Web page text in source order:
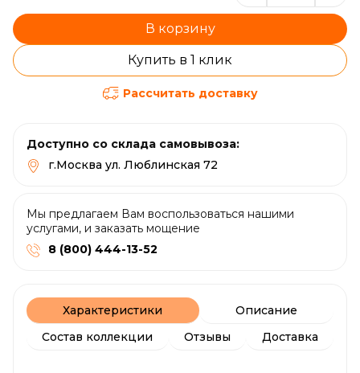
В корзину
Купить в 1 клик
Рассчитать доставку
Доступно со склада самовывоза:
г.Москва ул. Люблинская 72
Мы предлагаем Вам воспользоваться нашими
услугами, и заказать мощение
8 (800) 444-13-52
Характеристики
Описание
Состав коллекции
Отзывы Доставка